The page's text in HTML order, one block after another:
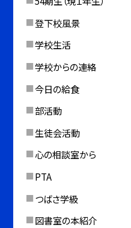
登下校風景
学校生活
学校からの連絡
今日の給食
部活動
生徒会活動
心の相談室から
PTA
つばさ学級
図書室の本紹介